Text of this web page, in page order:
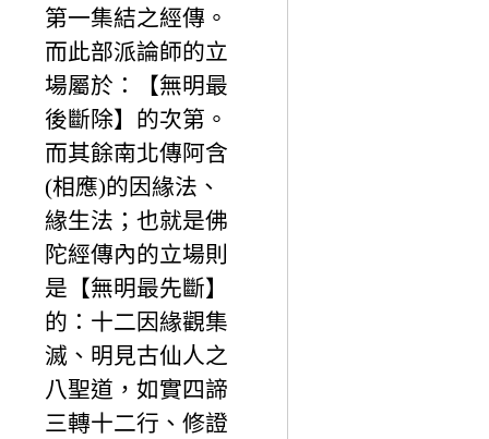
第一集結之經傳。
而此部派論師的立
場屬於：【無明最
後斷除】的次第。
而其餘南北傳阿含
(相應)的因緣法、
緣生法；也就是佛
陀經傳內的立場則
是【無明最先斷】
的：十二因緣觀集
滅、明見古仙人之
八聖道，如實四諦
三轉十二行、修證